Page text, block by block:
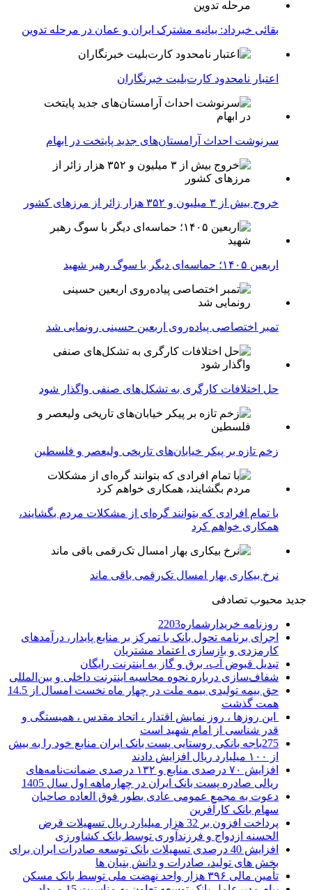
بقائی خبرداد: بیانیه مشترک ایران و عمان در مرحله تدوین
اعتبار نامحدود کارت‌بلیت خبرنگاران
سرنوشت احداث آرامستان‌های جدید پایتخت در ابهام
خروج بیش از ۳ میلیون و ۳۵۲ هزار زائر از مرزهای کشور
اربعین ۱۴۰۵؛ حماسه‌ای دیگر با سوگ رهبر شهید
تمبر اختصاصی پیاده‌روی اربعین حسینی رونمایی شد
حل اختلافات کارگری به تشکل‌های صنفی واگذار شود
زخم تازه بر پیکر خیابان‌های تاریخی ولیعصر و فلسطین
با تمام افرادی که بتوانند گره‌ای از مشکلات مردم بگشایند،
همکاری خواهم کرد
نرخ بیکاری بهار امسال تک‌رقمی باقی ماند
جدید محبوب تصادفی
روزنامه خریدارشماره2203
اجرای برنامه تحول بانک با تمرکز بر منابع پایدار، درآمدهای
کارمزدی و بازسازی اعتماد مشتریان
تبدیل قبوض آب، برق و گاز به اینترنت رایگان
شفاف‌سازی درباره نحوه محاسبه اینترنت داخلی و بین‌المللی
حق بیمه تولیدی بیمه ملت در چهار ماه نخست امسال از 14.5
همت گذشت
این روزها ، روز نمایش اقتدار ، اتحاد مقدس ، همبستگی و
قدر شناسی از امام شهید است
275باجه بانکی روستایی پست بانک ایران منابع خود را به بیش
از ۱۰۰ میلیارد ریال افزایش دادند
افزایش ۷۰ درصدی منابع و ۱۳۲ درصدی ضمانت‌نامه‌های
ریالی صادره پست بانک ایران در چهارماهه اول سال 1405
دعوت به مجمع عمومی عادی بطور فوق العاده صاحبان
سهام بانک کارآفرین
پرداخت افزون بر 32 هزار میلیارد ریال تسهیلات قرض
الحسنه ازدواج و فرزندآوری توسط بانک کشاورزی
افزایش 40 درصدی تسهیلات بانک توسعه صادرات ایران برای
بخش های تولید، صادرات و دانش بنیان ها
تأمین مالی ۳۹۶ هزار واحد نهضت ملی توسط بانک مسکن